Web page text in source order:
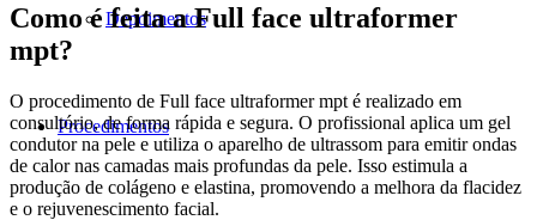
Depoimentos
Procedimentos
Como é feita a Full face ultraformer
mpt?
O procedimento de Full face ultraformer mpt é realizado em
consultório, de forma rápida e segura. O profissional aplica um gel
condutor na pele e utiliza o aparelho de ultrassom para emitir ondas
de calor nas camadas mais profundas da pele. Isso estimula a
produção de colágeno e elastina, promovendo a melhora da flacidez
e o rejuvenescimento facial.